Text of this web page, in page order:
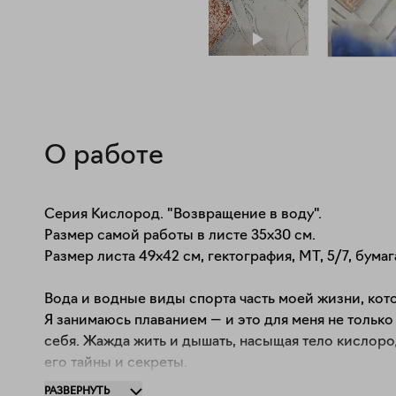
О работе
Серия Кислород. "Возвращение в воду".
Размер самой работы в листе 35х30 см.
Размер листа 49х42 см, гектография, МТ, 5/7,
Вода и водные виды спорта часть моей жизни,
Я занимаюсь плаванием — и это для меня не
себя. Жажда жить и дышать, насыщая тело
его тайны и секреты.
РАЗВЕРНУТЬ